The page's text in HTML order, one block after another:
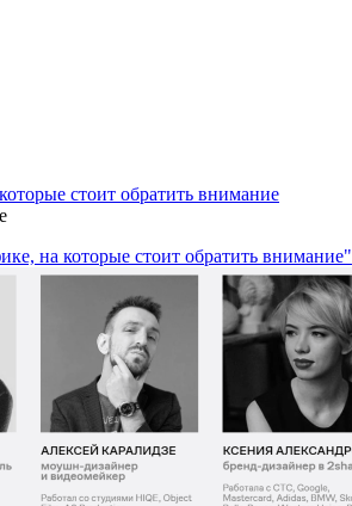
стоит обратить внимание
на которые стоит обратить внимание"